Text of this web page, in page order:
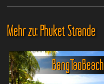
Mehr zu: Phuket Strände
Bang Tao Beach